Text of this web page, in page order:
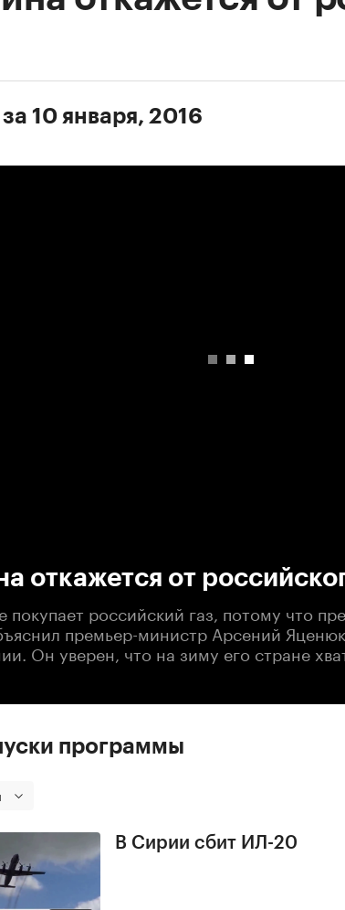
10 января, 2016
откажется от
покупает российский газ, потому что
премьер-министр Арсений
Он уверен, что на зиму его стране
программы
В Сирии сбит ИЛ-20